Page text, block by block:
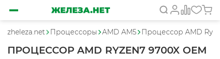
zheleza.net Процессоры AMD AM5 Процессор AMD
ПРОЦЕССОР AMD RYZEN7 9700X OEM